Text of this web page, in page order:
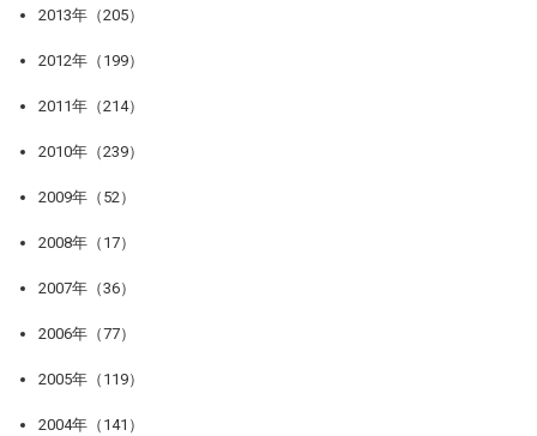
2013年（205）
2012年（199）
2011年（214）
2010年（239）
2009年（52）
2008年（17）
2007年（36）
2006年（77）
2005年（119）
2004年（141）